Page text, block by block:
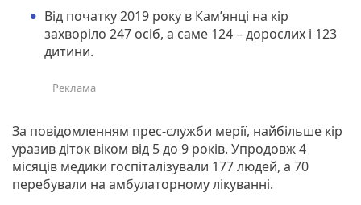
Від початку 2019 року в Кам’янці на кір
захворіло 247 осіб, а саме 124 – дорослих і 123
дитини.
За повідомленням прес-служби мерії, найбільше кір
уразив діток віком від 5 до 9 років. Упродовж 4
місяців медики госпіталізували 177 людей, а 70
перебували на амбулаторному лікуванні.